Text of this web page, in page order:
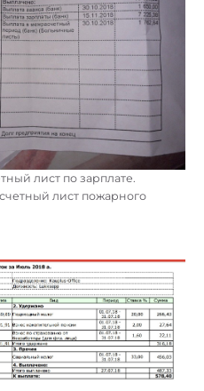
лист по зарплате.
лист пожарного